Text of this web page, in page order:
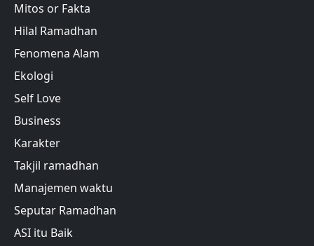
Mitos or Fakta
Hilal Ramadhan
Fenomena Alam
Ekologi
Self Love
Business
Karakter
Takjil ramadhan
Manajemen waktu
Seputar Ramadhan
ASI itu Baik